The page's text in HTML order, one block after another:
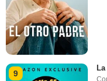
9